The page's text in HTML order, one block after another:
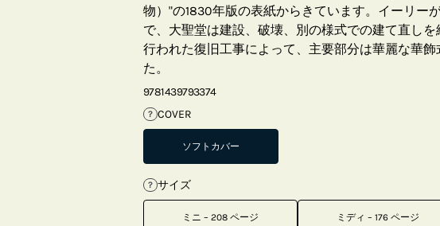
物）"の1830年版の表紙からきています。イーリー
で、大聖堂は建設、破壊、別の様式での建て直し
行われた復旧工事によって、主要部分は華麗な華
た。
9781439793374
? COVER
ソフトカバー
? サイズ
ミニ – 208 ページ
ミディ – 176 ページ